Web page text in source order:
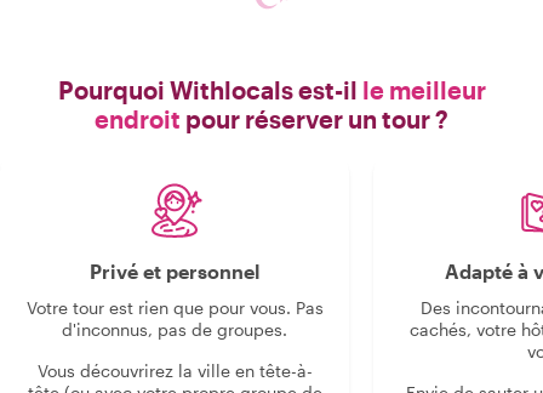
Pourquoi Withlocals est-il le meilleur
endroit pour réserver un tour ?
Privé et personnel
Votre tour est rien que pour vous. Pas
d'inconnus, pas de groupes.
Vous découvrirez la ville en tête-à-
Adapté à
Des
cachés, votre